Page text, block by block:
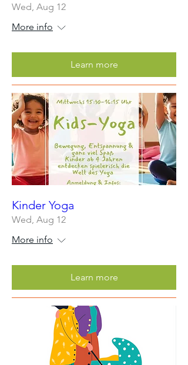
Wed, Aug 12
More info
Learn more
Kinder Yoga
Wed, Aug 12
More info
Learn more